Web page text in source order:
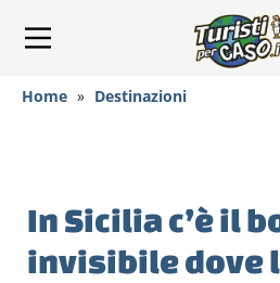
Home » Destinazioni
In Sicilia c’è il
invisibile dove